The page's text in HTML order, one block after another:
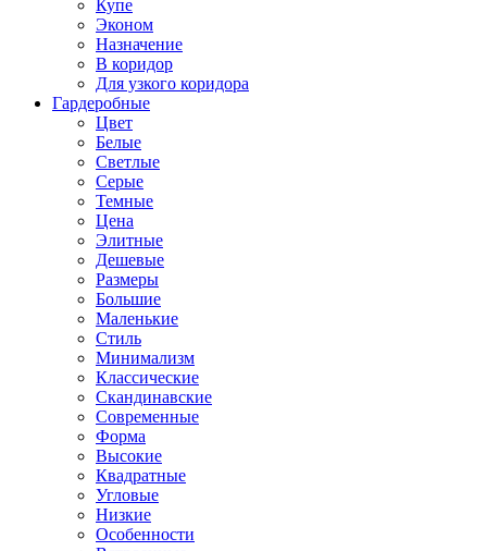
Купе
Эконом
Назначение
В коридор
Для узкого коридора
Гардеробные
Цвет
Белые
Светлые
Серые
Темные
Цена
Элитные
Дешевые
Размеры
Большие
Маленькие
Стиль
Минимализм
Классические
Скандинавские
Современные
Форма
Высокие
Квадратные
Угловые
Низкие
Особенности